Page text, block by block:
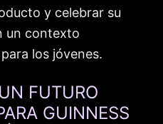
y celebrar su
un contexto
los jóvenes.
FUTURO
GUINNESS